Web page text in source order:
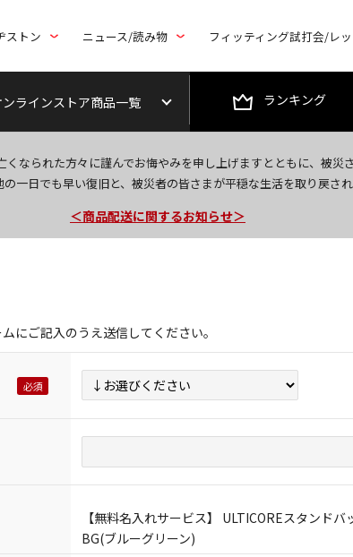
ストン ニュース/読み物 フィッティング試打会/レ
ンラインストア商品一覧 ランキング
くなられた方々に謹んでお悔やみを申し上げますとともに、被災
の一日でも早い復旧と、被災者の皆さまが平穏な生活を取り戻され
今なら新規会員登録で1,000円OFFクーポンプレ
＜商品配送に関するお知らせ＞
にご記入のうえ送信してください。
【無料名入れサービス】 ULTICOREスタンドバ
BG(ブルーグリーン)